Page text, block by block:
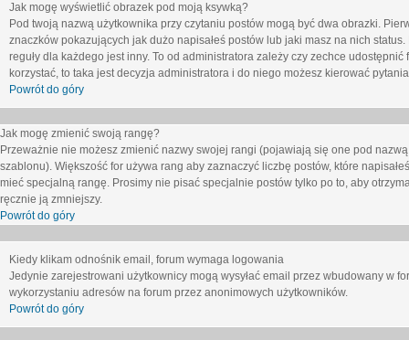
Jak mogę wyświetlić obrazek pod moją ksywką?
Pod twoją nazwą użytkownika przy czytaniu postów mogą być dwa obrazki.
znaczków pokazujących jak dużo napisałeś postów lub jaki masz na nich
reguły dla każdego jest inny. To od administratora zależy czy zechce
korzystać, to taka jest decyzja administratora i do niego możesz kierować
Powrót do góry
Jak mogę zmienić swoją rangę?
Przeważnie nie możesz zmienić nazwy swojej rangi (pojawiają się one pod
szablonu). Większość for używa rang aby zaznaczyć liczbę postów, które
mieć specjalną rangę. Prosimy nie pisać specjalnie postów tylko po to, aby
ręcznie ją zmniejszy.
Powrót do góry
Kiedy klikam odnośnik email, forum wymaga logowania
Jedynie zarejestrowani użytkownicy mogą wysyłać email przez wbudowany w
wykorzystaniu adresów na forum przez anonimowych użytkowników.
Powrót do góry